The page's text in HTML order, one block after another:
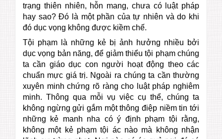
trạng thiên nhiên, hỗn mang, chưa có luật pháp
hay sao? Đó là một phần của tự nhiên và do khi
đó dục vọng không được kiềm chế.
Tội phạm là những kẻ bị ảnh hưởng nhiều bởi
dục vọng bản năng, để giảm thiểu tội phạm chúng
ta cần giáo dục con người hoạt động theo các
chuẩn mực giá trị. Ngoài ra chúng ta cần thường
xuyên minh chứng rõ ràng cho luật pháp nghiêm
minh. Thông qua mỗi vụ việc cụ thể, chúng ta
không ngừng gửi gắm một thông điệp niềm tin tới
những kẻ manh nha có ý định phạm tội rằng,
không một kẻ phạm tội ác nào mà không nhận